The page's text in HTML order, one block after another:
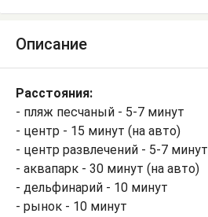
Описание
Расстояния:
- пляж песчаный - 5-7 минут
- центр - 15 минут (на авто)
- центр развлечений - 5-7 минут
- аквапарк - 30 минут (на авто)
- дельфинарий - 10 минут
- рынок - 10 минут